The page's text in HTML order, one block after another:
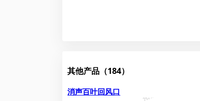
其他产品（184）
消声百叶回风口